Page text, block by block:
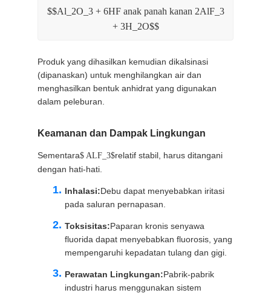
$$Al_2O_3 + 6HF anak panah kanan 2AlF_3
+ 3H_2O$$
Produk yang dihasilkan kemudian dikalsinasi
(dipanaskan) untuk menghilangkan air dan
menghasilkan bentuk anhidrat yang digunakan
dalam peleburan.
Keamanan dan Dampak Lingkungan
Sementara$ ALF_3$relatif stabil, harus ditangani
dengan hati-hati.
Inhalasi:Debu dapat menyebabkan iritasi
pada saluran pernapasan.
Toksisitas:Paparan kronis senyawa
fluorida dapat menyebabkan fluorosis, yang
mempengaruhi kepadatan tulang dan gigi.
Perawatan Lingkungan:Pabrik-pabrik
industri harus menggunakan sistem